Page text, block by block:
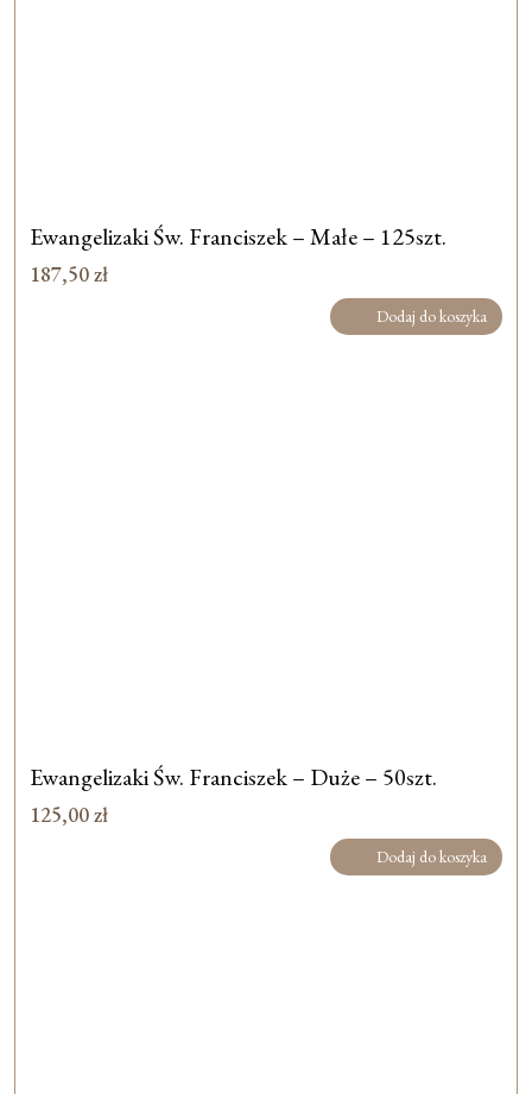
Ewangelizaki Św. Franciszek – Małe – 125szt.
187,50zł
Dodaj do koszyka
Ewangelizaki Św. Franciszek – Duże – 50szt.
125,00zł
Dodaj do koszyka